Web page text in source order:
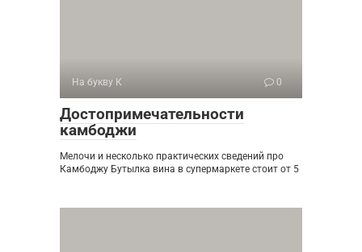
На букву К 0
Достопримечательности
камбоджи
Мелочи и несколько практических сведений про
Камбоджу Бутылка вина в супермаркете стоит от 5